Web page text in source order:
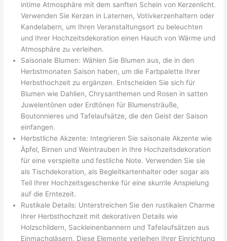
intime Atmosphäre mit dem sanften Schein von Kerzenlicht.
Verwenden Sie Kerzen in Laternen, Votivkerzenhaltern oder
Kandelabern, um Ihren Veranstaltungsort zu beleuchten
und Ihrer Hochzeitsdekoration einen Hauch von Wärme und
Atmosphäre zu verleihen.
Saisonale Blumen: Wählen Sie Blumen aus, die in den
Herbstmonaten Saison haben, um die Farbpalette Ihrer
Herbsthochzeit zu ergänzen. Entscheiden Sie sich für
Blumen wie Dahlien, Chrysanthemen und Rosen in satten
Juwelentönen oder Erdtönen für Blumensträuße,
Boutonnieres und Tafelaufsätze, die den Geist der Saison
einfangen.
Herbstliche Akzente: Integrieren Sie saisonale Akzente wie
Äpfel, Birnen und Weintrauben in Ihre Hochzeitsdekoration
für eine verspielte und festliche Note. Verwenden Sie sie
als Tischdekoration, als Begleitkartenhalter oder sogar als
Teil Ihrer Hochzeitsgeschenke für eine skurrile Anspielung
auf die Erntezeit.
Rustikale Details: Unterstreichen Sie den rustikalen Charme
Ihrer Herbsthochzeit mit dekorativen Details wie
Holzschildern, Sackleinenbannern und Tafelaufsätzen aus
Einmachgläsern. Diese Elemente verleihen Ihrer Einrichtung